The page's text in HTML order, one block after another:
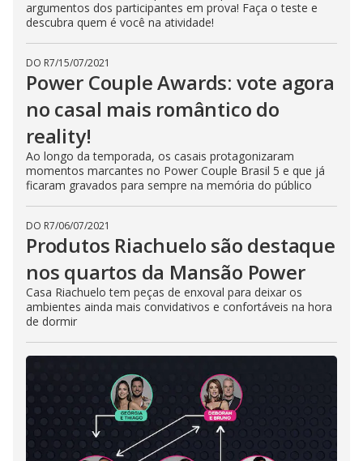
argumentos dos participantes em prova! Faça o teste e
descubra quem é você na atividade!
DO R7/15/07/2021
Power Couple Awards: vote agora
no casal mais romântico do
reality!
Ao longo da temporada, os casais protagonizaram
momentos marcantes no Power Couple Brasil 5 e que já
ficaram gravados para sempre na memória do público
DO R7/06/07/2021
Produtos Riachuelo são destaque
nos quartos da Mansão Power
Casa Riachuelo tem peças de enxoval para deixar os
ambientes ainda mais convidativos e confortáveis na hora
de dormir